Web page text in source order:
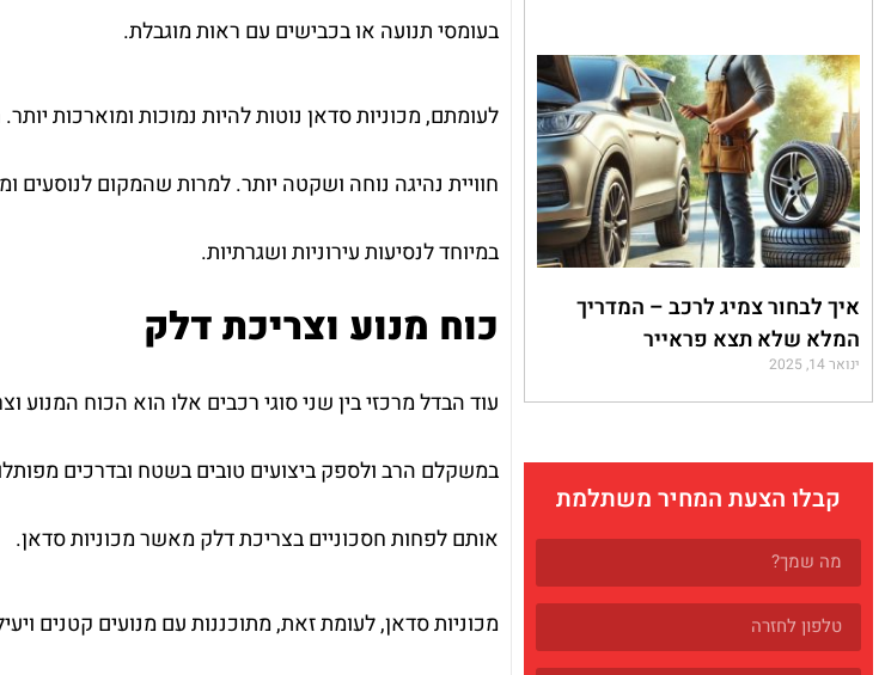
איך לבחור צמיג לרכב – המדריך
המלא שלא תצא פראייר
ינואר 14, 2025
קבלו הצעת המחיר משתלמת
בעומסי תנועה או בכבישים עם ראות מוגבלת.
לעומתם, מכוניות סדאן נוטות להיות נמוכות ומוארכות
חוויית נהיגה נוחה ושקטה יותר. למרות שהמקום לנוסעים
במיוחד לנסיעות עירוניות ושגרתיות.
כוח מנוע וצריכת דלק
אותם לפחות חסכוניים בצריכת דלק מאשר מכוניות סדאן.
מכוניות סדאן, לעומת זאת, מתוכננות עם מנועים קטנים